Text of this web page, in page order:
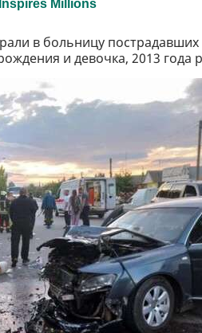
в больницу
и девочка, 2013 года